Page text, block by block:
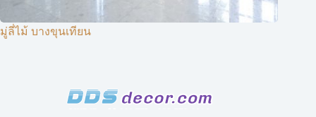
มู่ลี่ไม้ บางขุนเทียน